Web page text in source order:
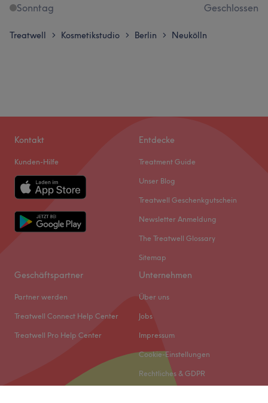
Sonntag
Geschlossen
Treatwell > Kosmetikstudio > Berlin > Neukölln
Kontakt
Kunden-Hilfe
Entdecke
Treatment Guide
Unser Blog
Treatwell Geschenkgutschein
Newsletter Anmeldung
The Treatwell Glossary
Sitemap
Geschäftspartner
Partner werden
Treatwell Connect Help Center
Treatwell Pro Help Center
Unternehmen
Über uns
Jobs
Impressum
Cookie-Einstellungen
Rechtliches & GDPR